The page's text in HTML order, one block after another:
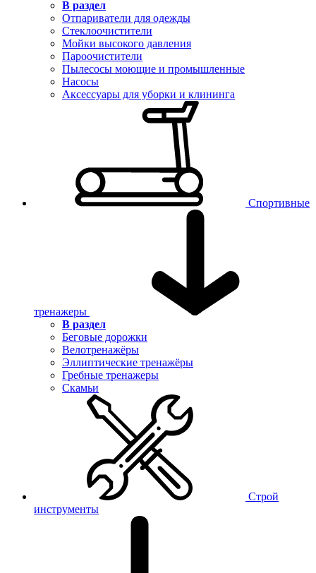
В раздел
Отпариватели для одежды
Стеклоочистители
Мойки высокого давления
Пароочистители
Пылесосы моющие и промышленные
Насосы
Аксессуары для уборки и клининга
Спортивные
тренажеры
В раздел
Беговые дорожки
Велотренажёры
Эллиптические тренажёры
Гребные тренажеры
Скамьи
Строй
инструменты